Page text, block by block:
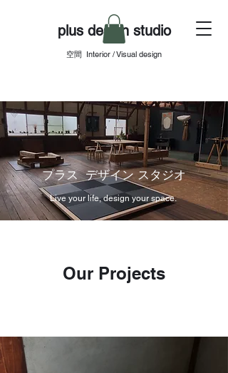
plus design studio
空間 Interior / Visual design
​プラス デザイン スタジオ
Live your life, design your space.
Our Projects